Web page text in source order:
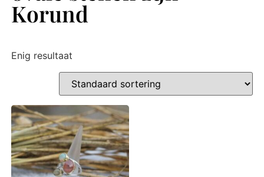
Korund
Enig resultaat